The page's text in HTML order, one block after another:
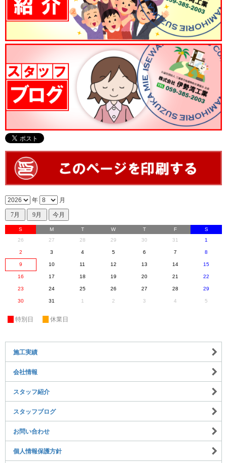
年 月
S M T W T F
S
26
27 28 29 30 31 1
2 3 4 5 6 7 8
9 10 11 12 13 14 15
16 17 18 19 20 21 22
23 24 25 26 27 28 29
30 31 1 2 3 4 5
特別日 休業日
施工実績
会社情報
スタッフ紹介
スタッフブログ
お問い合わせ
個人情報保護方針